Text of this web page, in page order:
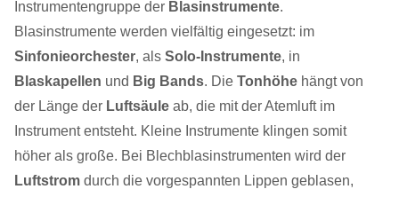
Instrumentengruppe der Blasinstrumente.
Blasinstrumente werden vielfältig eingesetzt: im
Sinfonieorchester, als Solo-Instrumente, in
Blaskapellen und Big Bands. Die Tonhöhe hängt von
der Länge der Luftsäule ab, die mit der Atemluft im
Instrument entsteht. Kleine Instrumente klingen somit
höher als große. Bei Blechblasinstrumenten wird der
Luftstrom durch die vorgespannten Lippen geblasen,